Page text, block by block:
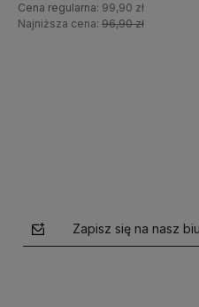
Cena regularna: 99,90 zł
Najniższa cena: 96,90 zł
Zapisz się na nasz